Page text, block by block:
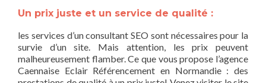
Un prix juste et un service de qualité :
les services d’un consultant SEO sont nécessaires pour la
survie d’un site. Mais attention, les prix peuvent
malheureusement flamber. Ce que vous propose l’agence
Caennaise Eclair Référencement en Normandie : des